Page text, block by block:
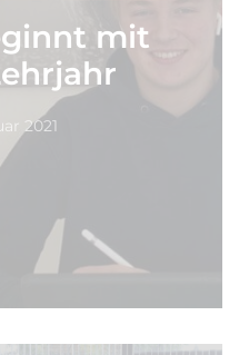
mit
2021